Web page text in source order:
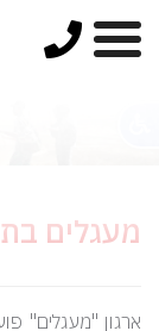
מעגלים
ארגון "מעגלים"